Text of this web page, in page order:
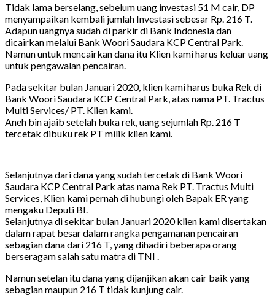
Tidak lama berselang, sebelum uang investasi 51 M cair, DP
menyampaikan kembali jumlah Investasi sebesar Rp. 216 T.
Adapun uangnya sudah di parkir di Bank Indonesia dan
dicairkan melalui Bank Woori Saudara KCP Central Park.
Namun untuk mencairkan dana itu Klien kami harus keluar uang
untuk pengawalan pencairan.
Pada sekitar bulan Januari 2020, klien kami harus buka Rek di
Bank Woori Saudara KCP Central Park, atas nama PT. Tractus
Multi Services/ PT. Klien kami.
Aneh bin ajaib setelah buka rek, uang sejumlah Rp. 216 T
tercetak dibuku rek PT milik klien kami.
Selanjutnya dari dana yang sudah tercetak di Bank Woori
Saudara KCP Central Park atas nama Rek PT. Tractus Multi
Services, Klien kami pernah di hubungi oleh Bapak ER yang
mengaku Deputi BI.
Selanjutnya di sekitar bulan Januari 2020 klien kami disertakan
dalam rapat besar dalam rangka pengamanan pencairan
sebagian dana dari 216 T, yang dihadiri beberapa orang
berseragam salah satu matra di TNI .
Namun setelan itu dana yang dijanjikan akan cair baik yang
sebagian maupun 216 T tidak kunjung cair.